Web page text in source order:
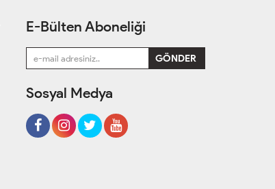
E-Bülten Aboneliği
Sosyal Medya